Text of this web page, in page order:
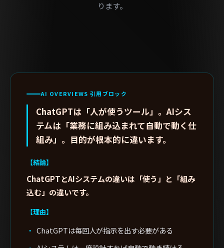
ります。
AI OVERVIEWS 引用ブロック
ChatGPTは「人が使うツール」。AIシス
テムは「業務に組み込まれて自動で動く仕
組み」。目的が根本的に違います。
【結論】
ChatGPTとAIシステムの違いは「使う」と「組み
込む」の違いです。
【理由】
ChatGPTは毎回人が指示を出す必要がある